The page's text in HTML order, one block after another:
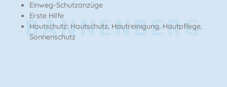
Einweg-Schutzanzüge
Erste Hilfe
Hautschutz: Hautschutz, Hautreinigung, Hautpflege,
Sonnenschutz
BANNENBERG